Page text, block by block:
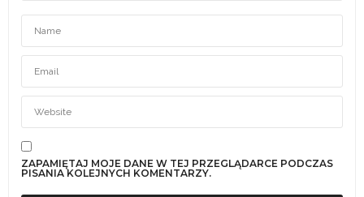
ZAPAMIĘTAJ MOJE DANE W TEJ PRZEGLĄDARCE PODCZAS
PISANIA KOLEJNYCH KOMENTARZY.